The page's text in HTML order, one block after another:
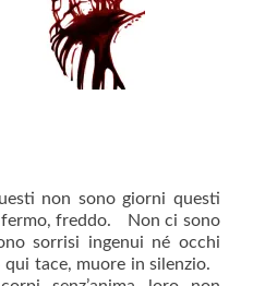
non sono giorni questi
freddo. Non ci sono
sorrisi ingenui né occhi
tace, muore in silenzio.